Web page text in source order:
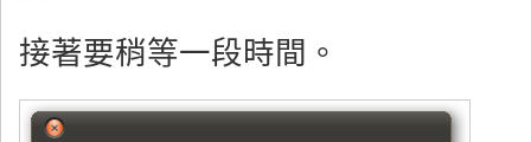
接著要稍等一段時間。